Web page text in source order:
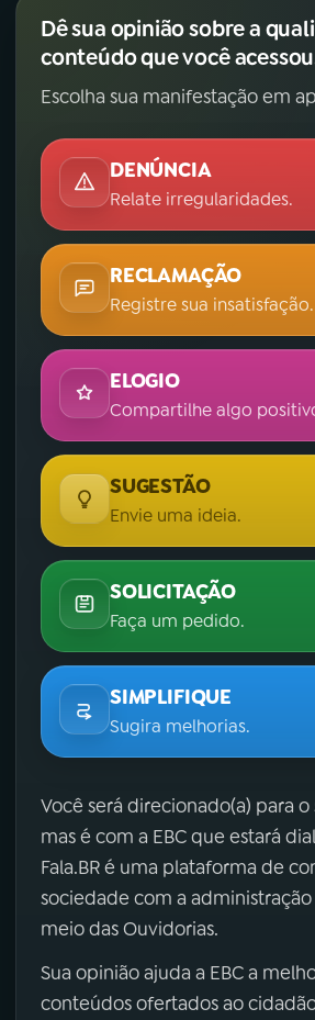
Dê sua opinião sobre a
conteúdo que você
Escolha sua manifestação em
DENÚNCIA
Relate irregularidades.
RECLAMAÇÃO
Registre sua insatisfação.
ELOGIO
Compartilhe algo
SUGESTÃO
Envie uma ideia.
SOLICITAÇÃO
Faça um pedido.
SIMPLIFIQUE
Sugira melhorias.
Você será direcionado(a) para o
mas é com a EBC que estará
Fala.BR é uma plataforma de
sociedade com a
meio das Ouvidorias.
Sua opinião ajuda a EBC a
conteúdos ofertados ao